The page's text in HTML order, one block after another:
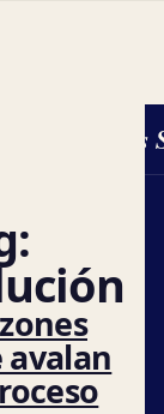
avalan
Ciencias